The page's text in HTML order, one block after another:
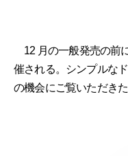
12 月の一般発売の前
催される。シンプルな
の機会にご覧いただきた